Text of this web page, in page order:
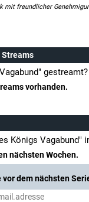
mit freundlicher
Streams
gestreamt?
vorhanden.
Königs Vagabund"
nächsten Wochen.
vor dem nächsten